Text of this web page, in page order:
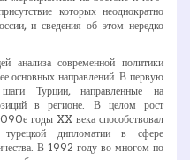
которых неоднократно
и сведения об этом нередко
анализа современной политики
основных направлений. В первую
Турции, направленные на
в регионе. В целом рост
годы XX века способствовал
дипломатии в сфере
В 1992 году во многом по